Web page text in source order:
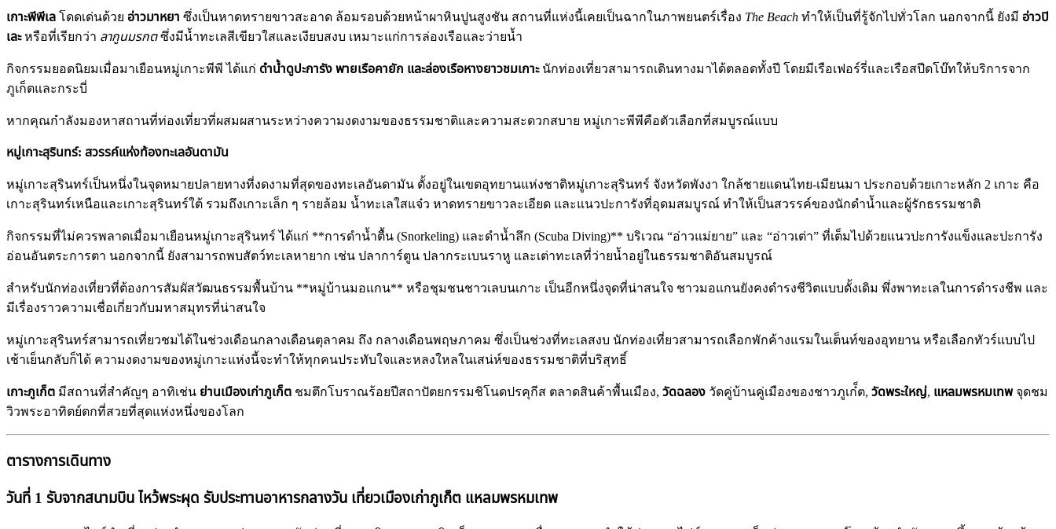
เกาะพีพีเล โดดเด่นด้วย อ่าวมาหยา ซึ่งเป็นหาดทรายขาวสะอาด ล้อมรอบด้วยหน้าผาหินปูนสูงชัน สถานที่แห่งนี้เคยเป็นฉากในภาพยนตร์เรื่อง The Beach ทำให้เป็นที่รู้จักไปทั่วโลก นอกจากนี้ ยังมี อ่าวปิ
เละหรือที่เรียกว่า ลากูนมรกตซึ่งมีน้ำทะเลสีเขียวใสและเงียบสงบ เหมาะแก่การล่องเรือและว่ายน้ำ
กิจกรรมยอดนิยมเมื่อมาเยือนหมู่เกาะพีพี ได้แก่ ดำน้ำดูปะการัง พายเรือคายัก และล่องเรือหางยาวชมเกาะนักท่องเที่ยวสามารถเดินทางมาได้ตลอดทั้งปี โดยมีเรือเฟอร์รี่และเรือสปีดโบ๊ทให้บริการจาก
ภูเก็ตและกระบี่
หากคุณกำลังมองหาสถานที่ท่องเที่ยวที่ผสมผสานระหว่างความงดงามของธรรมชาติและความสะดวกสบาย หมู่เกาะพีพีคือตัวเลือกที่สมบูรณ์แบบ
หมู่เกาะสุรินทร์: สวรรค์แห่งท้องทะเลอันดามัน
หมู่เกาะสุรินทร์เป็นหนึ่งในจุดหมายปลายทางที่งดงามที่สุดของทะเลอันดามัน ตั้งอยู่ในเขตอุทยานแห่งชาติหมู่เกาะสุรินทร์ จังหวัดพังงา ใกล้ชายแดนไทย-เมียนมา ประกอบด้วยเกาะหลัก 2 เกาะ คือ
เกาะสุรินทร์เหนือและเกาะสุรินทร์ใต้ รวมถึงเกาะเล็ก ๆ รายล้อม น้ำทะเลใสแจ๋ว หาดทรายขาวละเอียด และแนวปะการังที่อุดมสมบูรณ์ ทำให้เป็นสวรรค์ของนักดำน้ำและผู้รักธรรมชาติ
กิจกรรมที่ไม่ควรพลาดเมื่อมาเยือนหมู่เกาะสุรินทร์ ได้แก่ **การดำน้ำตื้น (Snorkeling) และดำน้ำลึก (Scuba Diving)** บริเวณ “อ่าวแม่ยาย” และ “อ่าวเต่า” ที่เต็มไปด้วยแนวปะการังแข็งและปะการัง
อ่อนอันตระการตา นอกจากนี้ ยังสามารถพบสัตว์ทะเลหายาก เช่น ปลาการ์ตูน ปลากระเบนราหู และเต่าทะเลที่ว่ายน้ำอยู่ในธรรมชาติอันสมบูรณ์
สำหรับนักท่องเที่ยวที่ต้องการสัมผัสวัฒนธรรมพื้นบ้าน **หมู่บ้านมอแกน** หรือชุมชนชาวเลบนเกาะ เป็นอีกหนึ่งจุดที่น่าสนใจ ชาวมอแกนยังคงดำรงชีวิตแบบดั้งเดิม พึ่งพาทะเลในการดำรงชีพ และ
มีเรื่องราวความเชื่อเกี่ยวกับมหาสมุทรที่น่าสนใจ
หมู่เกาะสุรินทร์สามารถเที่ยวชมได้ในช่วงเดือนกลางเดือนตุลาคม ถึง กลางเดือนพฤษภาคม ซึ่งเป็นช่วงที่ทะเลสงบ นักท่องเที่ยวสามารถเลือกพักค้างแรมในเต็นท์ของอุทยาน หรือเลือกทัวร์แบบไป
เช้าเย็นกลับก็ได้ ความงดงามของหมู่เกาะแห่งนี้จะทำให้ทุกคนประทับใจและหลงใหลในเสน่ห์ของธรรมชาติที่บริสุทธิ์
เกาะภูเก็ต มีสถานที่สำคัญๆ อาทิเช่น ย่านเมืองเก่าภูเก็ต ชมตึกโบราณร้อยปีสถาปัตยกรรมชิโนดปรคุกีส ตลาดสินค้าพื้นเมือง, วัดฉลอง วัดคู่บ้านคู่เมืองของชาวภูเก๋็ต, วัดพระใหญ่, แหลมพรหมเทพ จุดชม
วิวพระอาทิตย์ตกที่สวยที่สุดแห่งหนึ่งของโลก
ตารางการเดินทาง
วันที่ 1 รับจากสนามบิน ไหว้พระผุด รับประทานอาหารกลางวัน เที่ยวเมืองเก่าภูเก็ต แหลมพรหมเทพ